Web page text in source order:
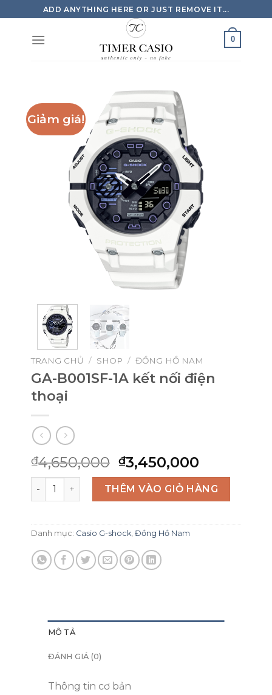
to
content
ADD ANYTHING HERE OR JUST REMOVE IT...
0
Giảm giá!
TRANG CHỦ / SHOP / ĐỒNG HỒ NAM
GA-B001SF-1A kết nối điện
thoại
₫4,650,000 Giá
gốc
là:
₫4,650,000.
₫3,450,000
hiện
tại
là:
GA-B001SF-1A kết nối điện thoại số lượng
THÊM VÀO GIỎ HÀNG
Danh mục: Casio G-shock, Đồng Hồ Nam
MÔ TẢ
ĐÁNH GIÁ (0)
Thông tin cơ bản